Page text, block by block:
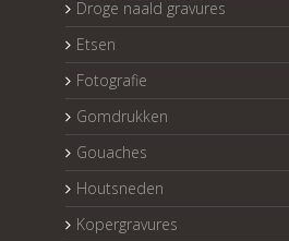
Droge naald gravures
Etsen
Fotografie
Gomdrukken
Gouaches
Houtsneden
Kopergravures